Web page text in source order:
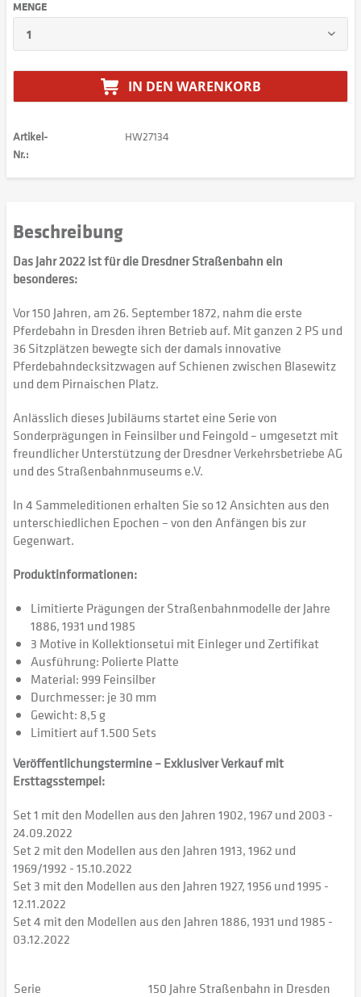
MENGE
IN DEN WARENKORB
Artikel-
Nr.:
HW27134
Beschreibung
Das Jahr 2022 ist für die Dresdner Straßenbahn ein
besonderes:
Vor 150 Jahren, am 26. September 1872, nahm die erste
Pferdebahn in Dresden ihren Betrieb auf. Mit ganzen 2 PS und
36 Sitzplätzen bewegte sich der damals innovative
Pferdebahndecksitzwagen auf Schienen zwischen Blasewitz
und dem Pirnaischen Platz.
Anlässlich dieses Jubiläums startet eine Serie von
Sonderprägungen in Feinsilber und Feingold – umgesetzt mit
freundlicher Unterstützung der Dresdner Verkehrsbetriebe AG
und des Straßenbahnmuseums e.V.
In 4 Sammeleditionen erhalten Sie so 12 Ansichten aus den
unterschiedlichen Epochen – von den Anfängen bis zur
Gegenwart.
Produktinformationen:
Limitierte Prägungen der Straßenbahnmodelle der Jahre
1886, 1931 und 1985
3 Motive in Kollektionsetui mit Einleger und Zertifikat
Ausführung: Polierte Platte
Material: 999 Feinsilber
Durchmesser: je 30 mm
Gewicht: 8,5 g
Limitiert auf 1.500 Sets
Veröffentlichungstermine – Exklusiver Verkauf mit
Ersttagsstempel:
Set 1 mit den Modellen aus den Jahren 1902, 1967 und 2003 -
24.09.2022
Set 2 mit den Modellen aus den Jahren 1913, 1962 und
1969/1992 - 15.10.2022
Set 3 mit den Modellen aus den Jahren 1927, 1956 und 1995 -
12.11.2022
Set 4 mit den Modellen aus den Jahren 1886, 1931 und 1985 -
03.12.2022
Serie 150 Jahre Straßenbahn in Dresden